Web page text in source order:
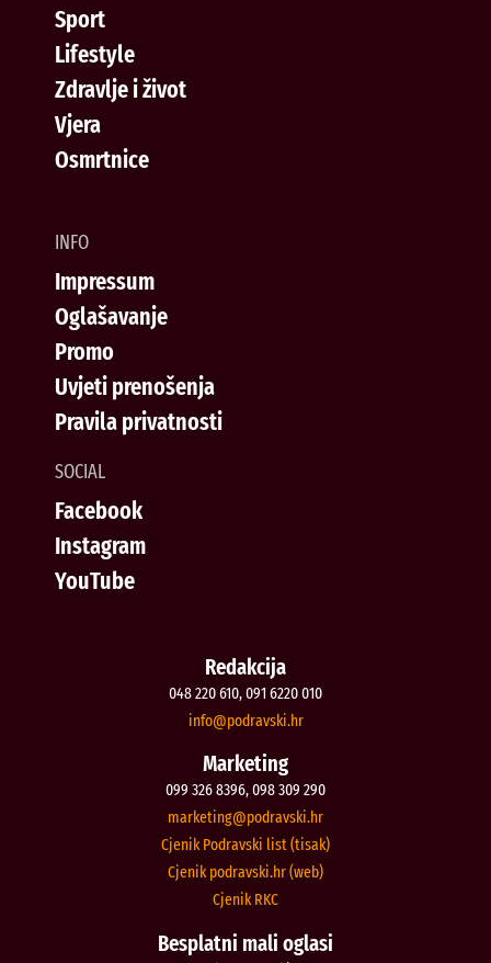
Sport
Lifestyle
Zdravlje i život
Vjera
Osmrtnice
INFO
Impressum
Oglašavanje
Promo
Uvjeti prenošenja
Pravila privatnosti
SOCIAL
Facebook
Instagram
YouTube
Redakcija
048 220 610, 091 6220 010
rh.iksvardop
@ofni
Marketing
099 326 8396, 098 309 290
rh.iksvardop
@gnitekram
Cjenik Podravski list (tisak)
Cjenik podravski.hr (web)
Cjenik RKC
Besplatni mali oglasi